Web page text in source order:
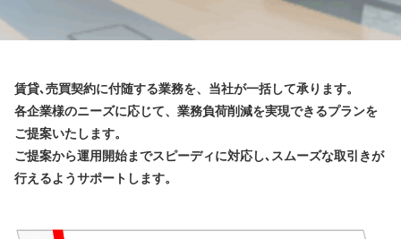
賃貸､売買契約に付随する業務を、当社が一括して承ります。
各企業様のニーズに応じて、業務負荷削減を実現できるプランを
ご提案いたします。
ご提案から運用開始までスピーディに対応し､スムーズな取引きが
行えるようサポートします。